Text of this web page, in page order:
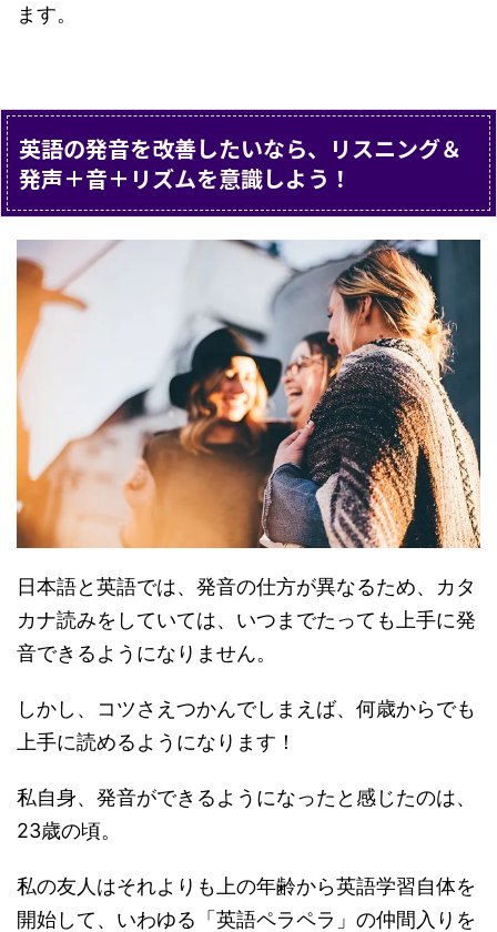
ます。
英語の発音を改善したいなら、リスニング＆
発声＋音＋リズムを意識しよう！
日本語と英語では、発音の仕方が異なるため、カタ
カナ読みをしていては、いつまでたっても上手に発
音できるようになりません。
しかし、コツさえつかんでしまえば、何歳からでも
上手に読めるようになります！
私自身、発音ができるようになったと感じたのは、
23歳の頃。
私の友人はそれよりも上の年齢から英語学習自体を
開始して、いわゆる「英語ペラペラ」の仲間入りを